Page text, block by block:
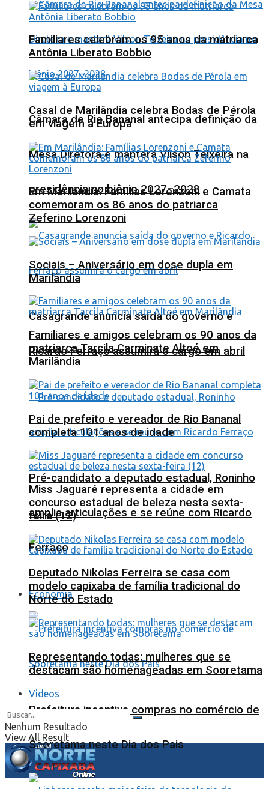
Câmara de Rio Bananal antecipa definição da
Mesa Diretora e manterá Vilson Teixeira na
presidência no biênio 2027–2028
Casagrande anuncia saída do governo e
Ricardo Ferraço assumirá o cargo em abril
Pré-candidato a deputado estadual, Roninho
amplia articulações e se reúne com Ricardo
Ferraço
Economia
Prefeitura incentiva compras no comércio de
Sooretama neste Dia dos Pais
Familiares celebram os 95 anos da matriarca
Antônia Liberato Bobbio
Casal de Marilândia celebra Bodas de Pérola
em viagem à Europa
Em Marilândia: Famílias Lorenzoni e Camata
comemoram os 86 anos do patriarca
Zeferino Lorenzoni
Sociais – Aniversário em dose dupla em
Marilândia
Familiares e amigos celebram os 90 anos da
matriarca Tarcila Carminate Altoé em
Marilândia
Pai de prefeito e vereador de Rio Bananal
completa 101 anos de idade
Miss Jaguaré representa a cidade em
concurso estadual de beleza nesta sexta-
feira (12)
Deputado Nikolas Ferreira se casa com
modelo capixaba de família tradicional do
Norte do Estado
Representando todas: mulheres que se
destacam são homenageadas em Sooretama
Videos
Nenhum Resultado
View All Result